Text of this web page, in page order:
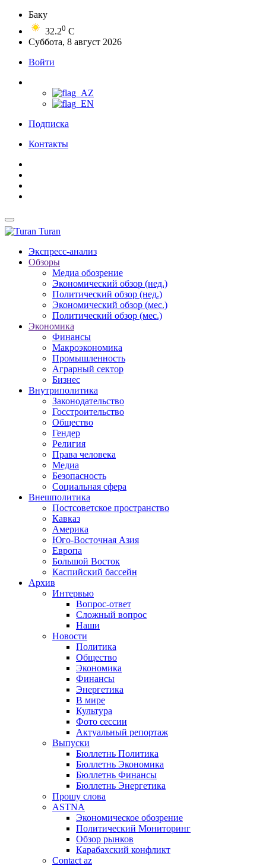
Баку
32.20 C
Суббота, 8 август 2026
Войти
Подписка
Контакты
Turan
Экспресс-анализ
Обзоры
Медиа обозрение
Экономический обзор (нед.)
Политический обзор (нед.)
Экономический обзор (мес.)
Политический обзор (мес.)
Экономика
Финансы
Макроэкономика
Промышленность
Аграрный сектор
Бизнес
Внутриполитика
Законодательство
Госстроительство
Общество
Гендер
Религия
Права человека
Медиа
Безопасность
Социальная сфера
Внешполитика
Постсоветское пространство
Кавказ
Америка
Юго-Восточная Азия
Европа
Большой Восток
Каспийский бассейн
Архив
Интервью
Вопрос-ответ
Сложный вопрос
Наши
Новости
Политика
Общество
Экономика
Финансы
Энергетика
В мире
Культура
Фото сессии
Актуальный репортаж
Выпуски
Бюллетнь Политика
Бюллетнь Экономика
Бюллетнь Финансы
Бюллетнь Энергетика
Прошу слова
ASTNA
Экономическое обозрение
Политический Мониторинг
Обзор рынков
Карабахский конфликт
Contact az